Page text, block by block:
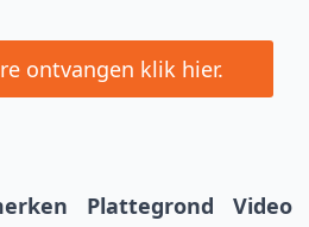
ontvangen klik hier.
Plattegrond Video